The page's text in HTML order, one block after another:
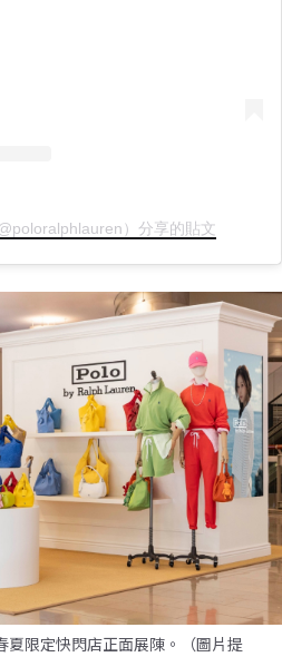
）分享的貼文
夏限定快閃店正面展陳。（圖片提